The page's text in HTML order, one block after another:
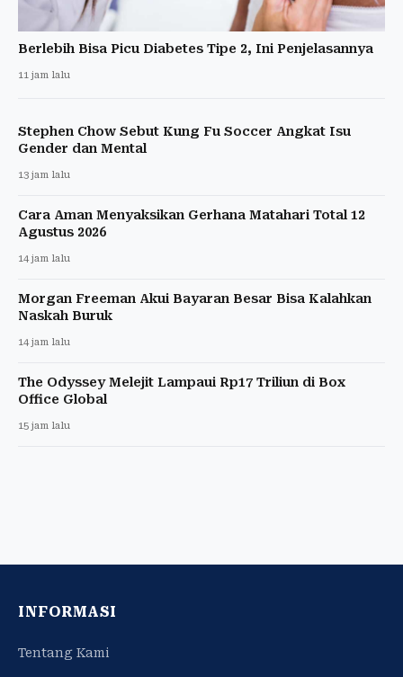
Berlebih Bisa Picu Diabetes Tipe 2, Ini Penjelasannya
11 jam lalu
Stephen Chow Sebut Kung Fu Soccer Angkat Isu
Gender dan Mental
13 jam lalu
Cara Aman Menyaksikan Gerhana Matahari Total 12
Agustus 2026
14 jam lalu
Morgan Freeman Akui Bayaran Besar Bisa Kalahkan
Naskah Buruk
14 jam lalu
The Odyssey Melejit Lampaui Rp17 Triliun di Box
Office Global
15 jam lalu
INFORMASI
Tentang Kami